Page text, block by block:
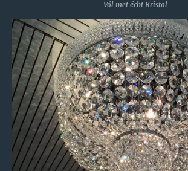
Vól met écht Kristal